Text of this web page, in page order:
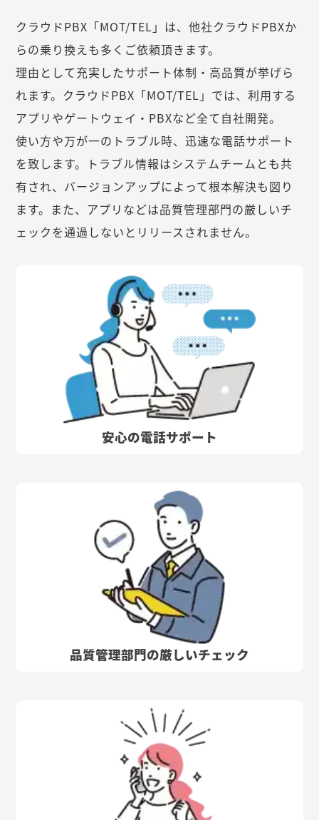
クラウドPBX「MOT/TEL」は、他社クラウドPBXか
らの乗り換えも多くご依頼頂きます。
理由として充実したサポート体制・高品質が挙げら
れます。クラウドPBX「MOT/TEL」では、利用する
アプリやゲートウェイ・PBXなど全て自社開発。
使い方や万が一のトラブル時、迅速な電話サポート
を致します。トラブル情報はシステムチームとも共
有され、バージョンアップによって根本解決も図り
ます。また、アプリなどは品質管理部門の厳しいチ
ェックを通過しないとリリースされません。
安心の電話サポート
品質管理部門の厳しいチェック